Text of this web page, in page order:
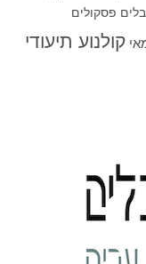
פסקולים
קולנוע תיעודי